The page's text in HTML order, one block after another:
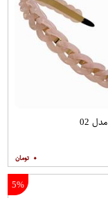
02
۰
5%